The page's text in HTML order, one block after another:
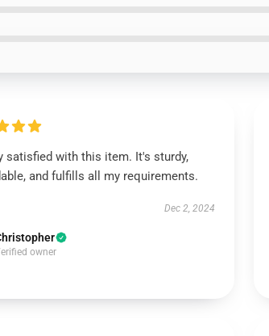
satisfied with this item. It's sturdy,
and fulfills all my requirements.
Dec 2, 2024
owner